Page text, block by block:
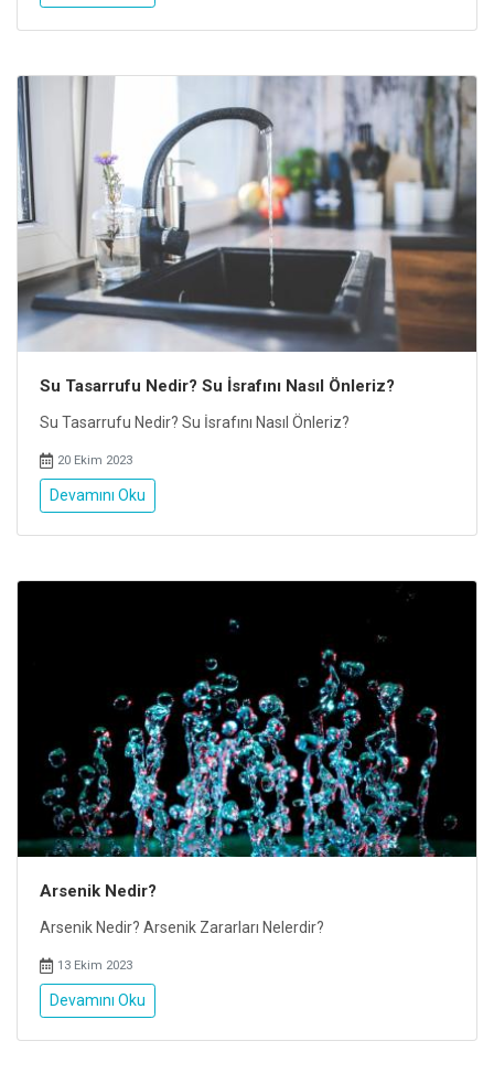
Su Tasarrufu Nedir? Su İsrafını Nasıl Önleriz?
Su Tasarrufu Nedir? Su İsrafını Nasıl Önleriz?
20 Ekim 2023
Devamını Oku
Arsenik Nedir?
Arsenik Nedir? Arsenik Zararları Nelerdir?
13 Ekim 2023
Devamını Oku